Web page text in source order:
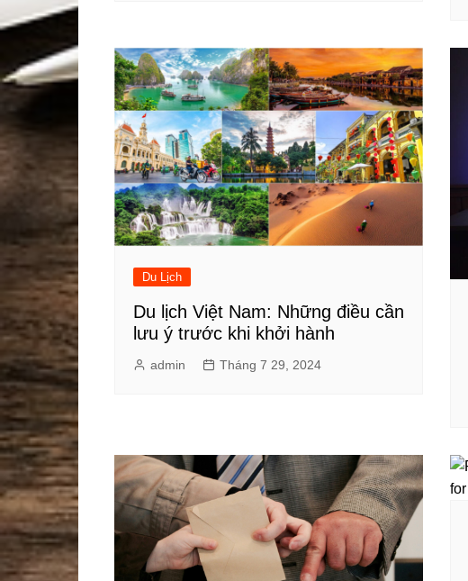
Du Lịch
Du lịch Việt Nam: Những điều cần
lưu ý trước khi khởi hành
admin Tháng 7 29, 2024